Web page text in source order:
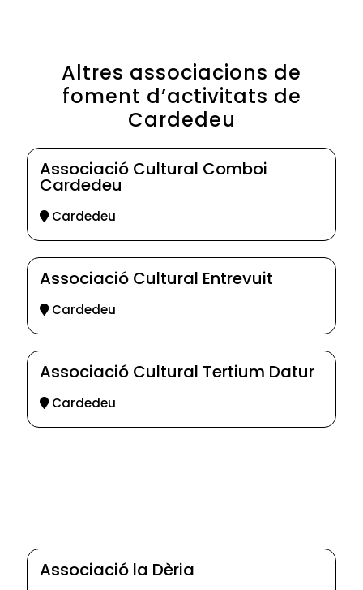
Altres associacions de
foment d’activitats de
Cardedeu
Associació Cultural Comboi
Cardedeu
Cardedeu
Associació Cultural Entrevuit
Cardedeu
Associació Cultural Tertium Datur
Cardedeu
Associació la Dèria